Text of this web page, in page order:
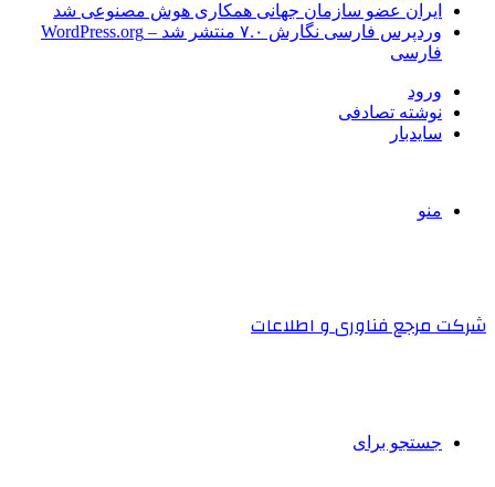
ایران عضو سازمان جهانی همکاری هوش مصنوعی شد
وردپرس فارسی نگارش ۷.۰ منتشر شد – WordPress.org
فارسی
ورود
نوشته تصادفی
سایدبار
منو
شرکت مرجع فناوری و اطلاعات
جستجو برای